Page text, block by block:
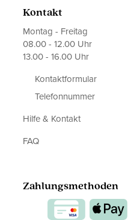
Kontakt
Montag - Freitag
08.00 - 12.00 Uhr
13.00 - 16.00 Uhr
Kontaktformular
Telefonnummer
Hilfe & Kontakt
FAQ
Zahlungsmethoden